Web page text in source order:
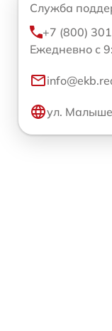
Служба
+7 (800)
Ежедневно с
ул.